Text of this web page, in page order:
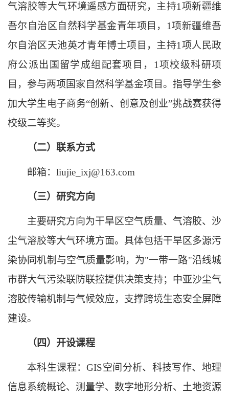
气溶胶等大气环境遥感方面研究，主持1项新疆维
吾尔自治区自然科学基金青年项目，1项新疆维吾
尔自治区天池英才青年博士项目，主持1项人民政
府公派出国留学成组配套项目，1项校级科研项
目，参与两项国家自然科学基金项目。指导学生参
加大学生电子商务“创新、创意及创业”挑战赛获得
校级二等奖。
（二）联系方式
邮箱：liujie_ixj@163.com
（三）研究方向
主要研究方向为干旱区空气质量、气溶胶、沙
尘气溶胶等大气环境方面。具体包括干旱区多源污
染协同机制与空气质量影响，为"一带一路"沿线城
市群大气污染联防联控提供决策支持；中亚沙尘气
溶胶传输机制与气候效应，支撑跨境生态安全屏障
建设。
（四）开设课程
本科生课程：GIS空间分析、科技写作、地理
信息系统概论、测量学、数字地形分析、土地资源